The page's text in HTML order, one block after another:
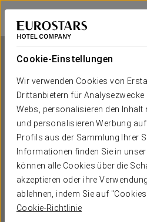
Cookie-Einstellungen
Wir verwenden Cookies von
Drittanbietern für Analysezwecke
Webs, personalisieren den Inhalt
und personalisieren Werbung
Profils aus der Sammlung Ihrer
Informationen finden Sie in
können alle Cookies über die
akzeptieren oder ihre
ablehnen, indem Sie auf
Cookie-Richtlinie
Eurostars Marqués de Vallejo
LOGROÑO
Eurostars